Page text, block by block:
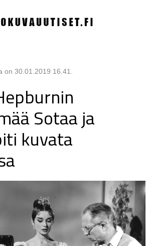
on 30.01.2019 16.41
Sotaa ja
kuvata